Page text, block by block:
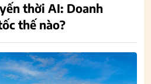
thời AI: Doanh
thế nào?